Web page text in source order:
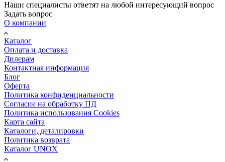
Наши специалисты ответят на любой интересующий вопрос
Задать вопрос
О компании
Каталог
Оплата и доставка
Дилерам
Контактная информация
Блог
Оферта
Политика конфиденциальности
Согласие на обработку ПД
Политика использования Cookies
Карта сайта
Каталоги, деталировки
Политика возврата
Каталог UNOX